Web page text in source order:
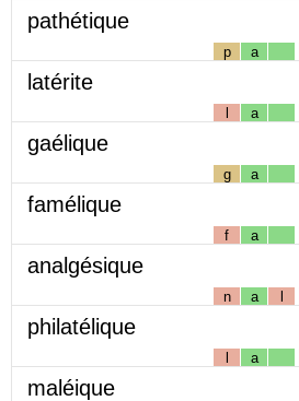
pathétique
p a
latérite
l a
gaélique
g a
famélique
f a
analgésique
n a l
philatélique
l a
maléique